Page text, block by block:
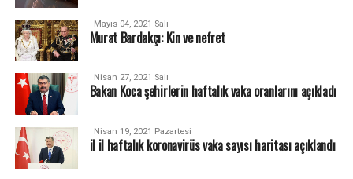
Mayıs 04, 2021 Salı
Murat Bardakçı: Kin ve nefret
Nisan 27, 2021 Salı
Bakan Koca şehirlerin haftalık vaka oranlarını açıkladı
Nisan 19, 2021 Pazartesi
il il haftalık koronavirüs vaka sayısı haritası açıklandı